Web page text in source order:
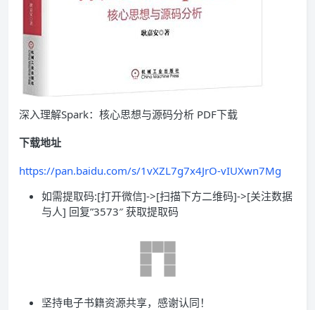
深入理解Spark：核心思想与源码分析 PDF下载
下载地址
https://pan.baidu.com/s/1vXZL7g7x4JrO-vIUXwn7Mg
如需提取码:[打开微信]->[扫描下方二维码]->[关注数据
与人] 回复”3573″ 获取提取码
坚持电子书籍资源共享，感谢认同！